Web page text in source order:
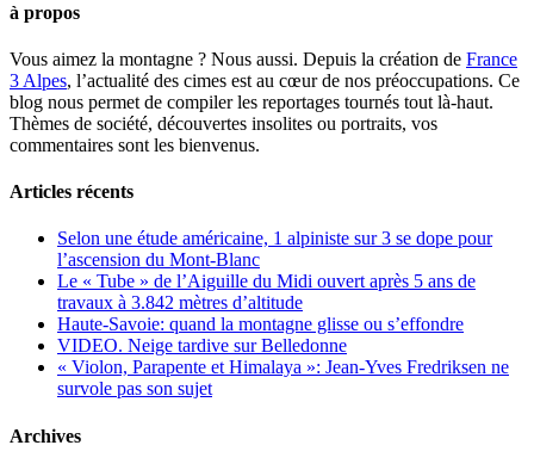
à propos
Vous aimez la montagne ? Nous aussi. Depuis la création de France
3 Alpes, l’actualité des cimes est au cœur de nos préoccupations. Ce
blog nous permet de compiler les reportages tournés tout là-haut.
Thèmes de société, découvertes insolites ou portraits, vos
commentaires sont les bienvenus.
Articles récents
Selon une étude américaine, 1 alpiniste sur 3 se dope pour
l’ascension du Mont-Blanc
Le « Tube » de l’Aiguille du Midi ouvert après 5 ans de
travaux à 3.842 mètres d’altitude
Haute-Savoie: quand la montagne glisse ou s’effondre
VIDEO. Neige tardive sur Belledonne
« Violon, Parapente et Himalaya »: Jean-Yves Fredriksen ne
survole pas son sujet
Archives